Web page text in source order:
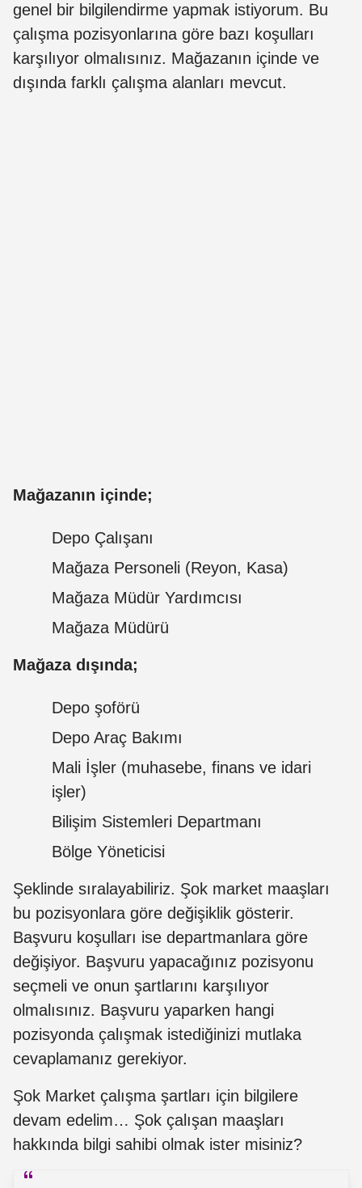
genel bir bilgilendirme yapmak istiyorum. Bu
çalışma pozisyonlarına göre bazı koşulları
karşılıyor olmalısınız. Mağazanın içinde ve
dışında farklı çalışma alanları mevcut.
Mağazanın içinde;
Depo Çalışanı
Mağaza Personeli (Reyon, Kasa)
Mağaza Müdür Yardımcısı
Mağaza Müdürü
Mağaza dışında;
Depo şoförü
Depo Araç Bakımı
Mali İşler (muhasebe, finans ve idari
işler)
Bilişim Sistemleri Departmanı
Bölge Yöneticisi
Şeklinde sıralayabiliriz. Şok market maaşları
bu pozisyonlara göre değişiklik gösterir.
Başvuru koşulları ise departmanlara göre
değişiyor. Başvuru yapacağınız pozisyonu
seçmeli ve onun şartlarını karşılıyor
olmalısınız. Başvuru yaparken hangi
pozisyonda çalışmak istediğinizi mutlaka
cevaplamanız gerekiyor.
Şok Market çalışma şartları için bilgilere
devam edelim… Şok çalışan maaşları
hakkında bilgi sahibi olmak ister misiniz?